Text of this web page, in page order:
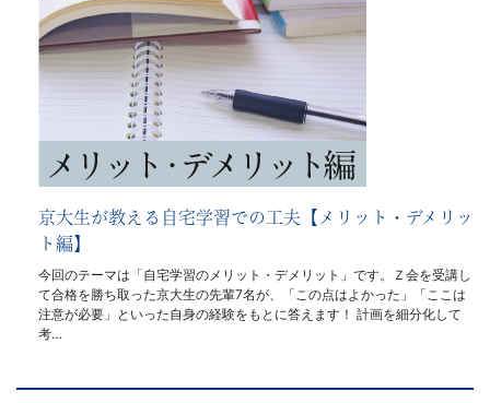
京大生が教える自宅学習での工夫【メリット・デメリッ
ト編】
今回のテーマは「自宅学習のメリット・デメリット」です。Ｚ会を受講し
て合格を勝ち取った京大生の先輩7名が、「この点はよかった」「ここは
注意が必要」といった自身の経験をもとに答えます！ 計画を細分化して
考…